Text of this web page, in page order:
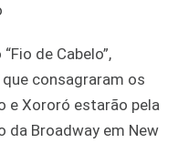
de Cabelo”,
que consagraram os
e Xororó estarão pela
da Broadway em New